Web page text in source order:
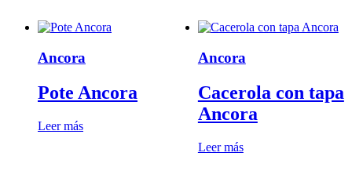
Ancora
Pote Ancora
Leer más
Ancora
Cacerola con tapa
Ancora
Leer más